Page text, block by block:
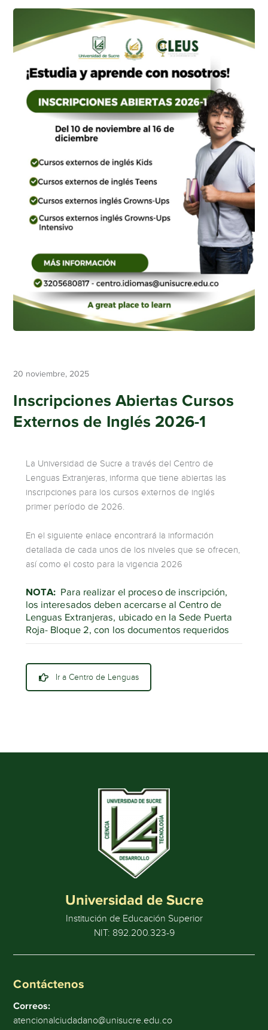
20 noviembre, 2025
Inscripciones Abiertas Cursos
Externos de Inglés 2026-1
La Universidad de Sucre a través del Centro de
Lenguas Extranjeras, informa que tiene abiertas las
inscripciones para los cursos externos de inglés
primer período de 2026.
En el siguiente enlace encontrará la información
detallada de cada unos de los niveles que se ofrecen,
así como el costo para la vigencia 2026
NOTA: Para realizar el proceso de inscripción,
los interesados deben acercarse al Centro de
Lenguas Extranjeras, ubicado en la Sede Puerta
Roja- Bloque 2, con los documentos requeridos
Ir a Centro de Lenguas
Universidad de Sucre
Institución de Educación Superior
NIT: 892.200.323-9
Contáctenos
Correos:
atencionalciudadano@unisucre.edu.co